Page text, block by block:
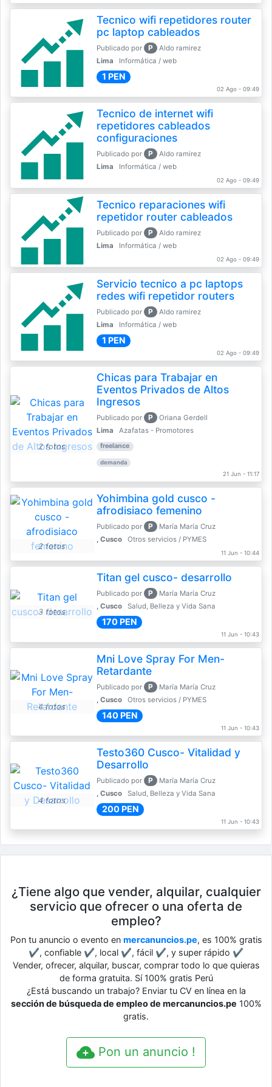
Tecnico wifi repetidores router
pc laptop cableados
Publicado por P
Aldo ramirez
Lima
Informática / web
1 PEN
02 Ago - 09:49
Tecnico de internet wifi
repetidores cableados
configuraciones
Publicado por P
Aldo ramirez
Lima
Informática / web
02 Ago - 09:49
Tecnico reparaciones wifi
repetidor router cableados
Publicado por P
Aldo ramirez
Lima
Informática / web
02 Ago - 09:49
Servicio tecnico a pc laptops
redes wifi repetidor routers
Publicado por P
Aldo ramirez
Lima
Informática / web
1 PEN
02 Ago - 09:49
2 fotos
Chicas para Trabajar en
Eventos Privados de Altos
Ingresos
Publicado por P
Oriana Gerdell
Lima
Azafatas - Promotores
freelance
demanda
21 Jun - 11:17
2 fotos
Yohimbina gold cusco -
afrodisiaco femenino
Publicado por P
María María Cruz
, Cusco
Otros servicios / PYMES
11 Jun - 10:44
3 fotos
Titan gel cusco- desarrollo
Publicado por P
María María Cruz
, Cusco
Salud, Belleza y Vida Sana
170 PEN
11 Jun - 10:43
4 fotos
Mni Love Spray For Men-
Retardante
Publicado por P
María María Cruz
, Cusco
Otros servicios / PYMES
140 PEN
11 Jun - 10:43
4 fotos
Testo360 Cusco- Vitalidad y
Desarrollo
Publicado por P
María María Cruz
, Cusco
Salud, Belleza y Vida Sana
200 PEN
11 Jun - 10:43
¿Tiene algo que vender, alquilar, cualquier
servicio que ofrecer o una oferta de
empleo?
Pon tu anuncio o evento en mercanuncios.pe, es 100% gratis
✔, confiable ✔, local ✔, fácil ✔, y super rápido ✔
Vender, ofrecer, alquilar, buscar, comprar todo lo que quieras
de forma gratuita. Sí 100% gratis Perú
¿Está buscando un trabajo? Enviar tu CV en línea en la
sección de búsqueda de empleo de mercanuncios.pe 100%
gratis.
Pon un anuncio !